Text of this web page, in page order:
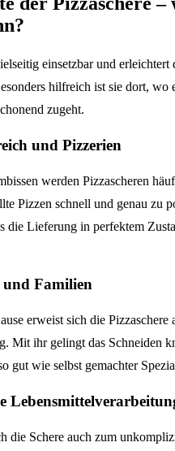
einsetzbar und erleichtert
hilfreich ist sie dort, wo
zugeht.
und Pizzerien
werden Pizzascheren
Pizzen schnell und genau zu
die Lieferung in perfektem
Familien
erweist sich die Pizzaschere
Mit ihr gelingt das Schneiden
gut wie selbst gemachter
die Schere auch zum